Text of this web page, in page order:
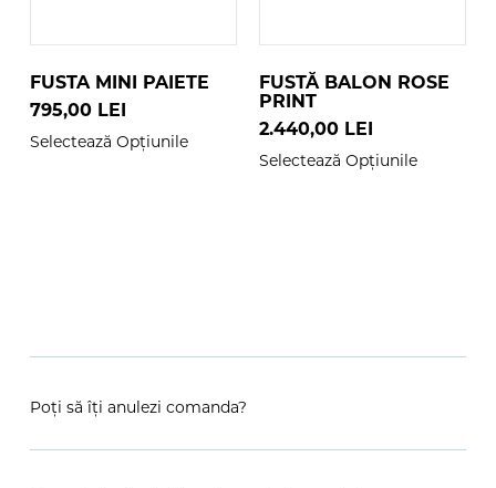
FUSTA MINI PAIETE
795,00 LEI
Selectează Opțiunile
FUSTĂ BALON ROSE
PRINT
2.440,00 LEI
Selectează Opțiunile
Poți să îți anulezi comanda?